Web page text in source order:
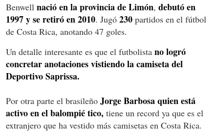
Benwell nació en la provincia de Limón, debutó en
1997 y se retiró en 2010. Jugó 230 partidos en el fútbol
de Costa Rica, anotando 47 goles.
Un detalle interesante es que el futbolista no logró
concretar anotaciones vistiendo la camiseta del
Deportivo Saprissa.
Por otra parte el brasileño Jorge Barbosa quien está
activo en el balompié tico, tiene un record ya que es el
extranjero que ha vestido más camisetas en Costa Rica.